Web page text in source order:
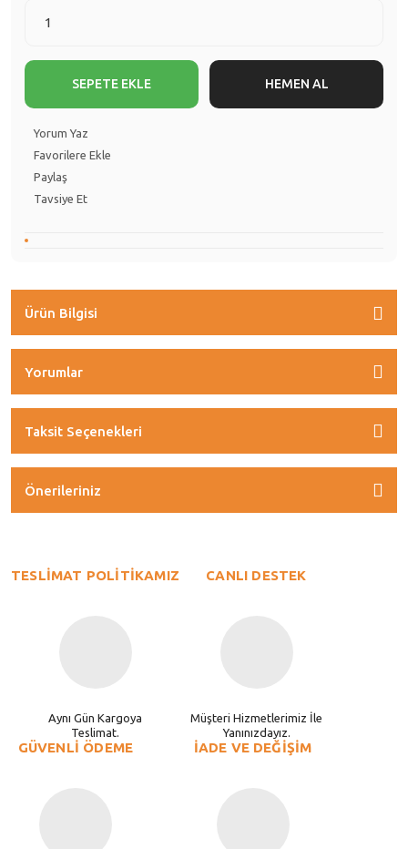
SEPETE EKLE HEMEN AL
Yorum Yaz
Paylaş
Tavsiye Et
Ürün Bilgisi
Yorumlar
Taksit Seçenekleri
Önerileriniz
TESLİMAT POLİTİKAMIZ
Aynı Gün Kargoya
Teslimat.
CANLI DESTEK
Müşteri Hizmetlerimiz İle
Yanınızdayız.
GÜVENLİ ÖDEME İADE VE DEĞİŞİM